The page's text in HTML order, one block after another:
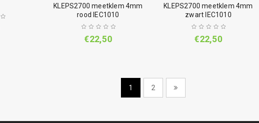
KLEPS2700 meetklem 4mm
rood IEC1010
€22,50
KLEPS2700 meetklem 4mm
zwart IEC1010
€22,50
1 2